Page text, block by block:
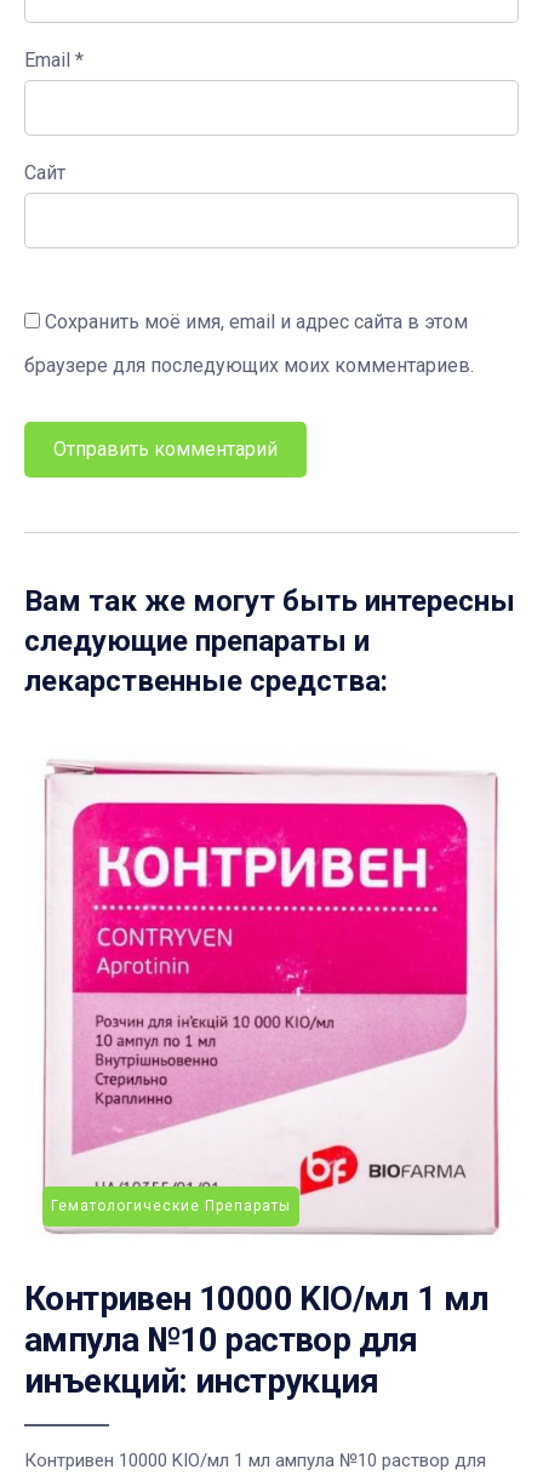
Email *
Сайт
Сохранить моё имя, email и адрес сайта в этом
браузере для последующих моих комментариев.
Вам так же могут быть интересны
следующие препараты и
лекарственные средства:
Гематологические Препараты
Контривен 10000 KIO/мл 1 мл
ампула №10 раствор для
инъекций: инструкция
Контривен 10000 KIO/мл 1 мл ампула №10 раствор для